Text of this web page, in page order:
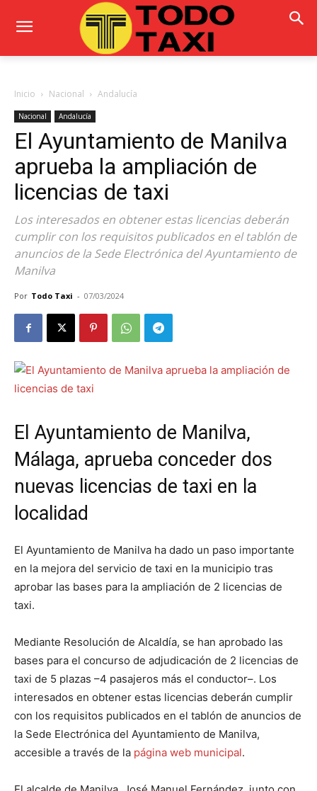
Inicio Nacional Andalucía
Nacional Andalucía
El Ayuntamiento de Manilva
aprueba la ampliación de
licencias de taxi
Los interesados en obtener estas licencias deberán
cumplir con los requisitos publicados en el tablón de
anuncios de la Sede Electrónica del Ayuntamiento de
Manilva
Por Todo Taxi - 07/03/2024
El Ayuntamiento de Manilva,
Málaga, aprueba conceder dos
nuevas licencias de taxi en la
localidad
El Ayuntamiento de Manilva ha dado un paso importante
en la mejora del servicio de taxi en la municipio tras
aprobar las bases para la ampliación de 2 licencias de
taxi.
Mediante Resolución de Alcaldía, se han aprobado las
bases para el concurso de adjudicación de 2 licencias de
taxi de 5 plazas –4 pasajeros más el conductor–. Los
interesados en obtener estas licencias deberán cumplir
con los requisitos publicados en el tablón de anuncios de
la Sede Electrónica del Ayuntamiento de Manilva,
accesible a través de la página web municipal.